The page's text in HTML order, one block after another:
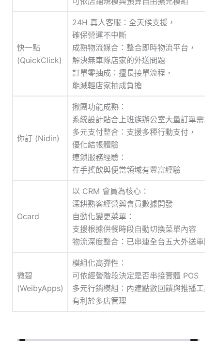
快一點
(QuickClick)
24H 真人客服：全天候支援，
確保營運不中斷
成熟物流媒合：整合即時物流平台，
解決無車隊店家的外送問題
訂單零抽成：擅長接單流程，
能減輕店家抽成負擔
你訂 (Nidin)
揪團功能成熟：
系統設計貼合上班族辦公室大量訂單需求
多元支付整合：支援多種行動支付，
優化結帳體驗
連鎖服務經驗：
在手搖飲與便當領域有豐富經驗
Ocard
以 CRM 會員為核心：
深耕熟客經營與會員數據開發
自動化變更菜單：
支援根據供餐時段自動切換菜單內容
物流深度整合：已串連全台五大外送車隊
微碧
(WeibyApps)
模組化高彈性：
可依經營階段決定是否串接實體 POS
多元行銷模組：內建點數回饋與推播工具
有利於多店管理